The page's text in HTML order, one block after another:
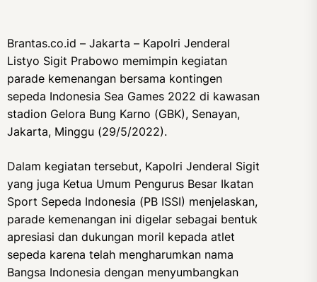
Brantas.co.id – Jakarta – Kapolri Jenderal
Listyo Sigit Prabowo memimpin kegiatan
parade kemenangan bersama kontingen
sepeda Indonesia Sea Games 2022 di kawasan
stadion Gelora Bung Karno (GBK), Senayan,
Jakarta, Minggu (29/5/2022).
Dalam kegiatan tersebut, Kapolri Jenderal Sigit
yang juga Ketua Umum Pengurus Besar Ikatan
Sport Sepeda Indonesia (PB ISSI) menjelaskan,
parade kemenangan ini digelar sebagai bentuk
apresiasi dan dukungan moril kepada atlet
sepeda karena telah mengharumkan nama
Bangsa Indonesia dengan menyumbangkan